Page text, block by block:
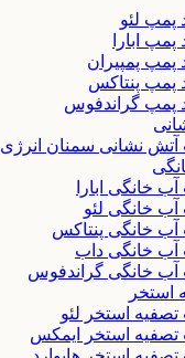
پمپ لئو
ابارا
پمپ پمپیران
پمپ پنتاکس
پمپ گراندفوس
آتش نشانی سمنان انرژی
خانگی ابارا
خانگی لئو
آب خانگی پنتاکس
آب خانگی داب
آب خانگی گراندفوس
استخر
استخر لئو
تصفیه استخر ایمکس